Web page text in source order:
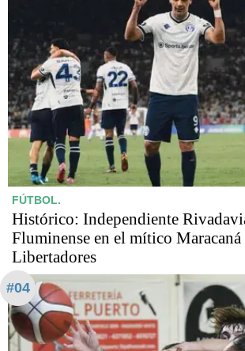
FÚTBOL.
Histórico: Independiente
Fluminense en el mítico
Libertadores
#04